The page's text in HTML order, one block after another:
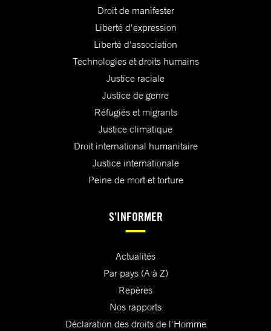
Droit de manifester
Liberté d'expression
Liberté d'association
Technologies et droits humains
Justice raciale
Justice de genre
Réfugiés et migrants
Justice climatique
Droit international humanitaire
Justice internationale
Peine de mort et torture
S'INFORMER
Actualités
Par pays (A à Z)
Repères
Nos rapports
Déclaration des droits de l'Homme